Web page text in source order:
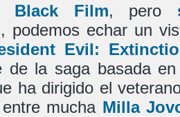
Black Film, pero
, podemos echar un
Evil:
de la saga basada
ha dirigido el
mucha Milla